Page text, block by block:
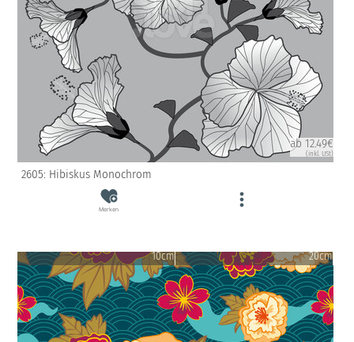
ab 12.49€
(inkl. USt)
2605: Hibiskus Monochrom
Merken
10cm 20cm